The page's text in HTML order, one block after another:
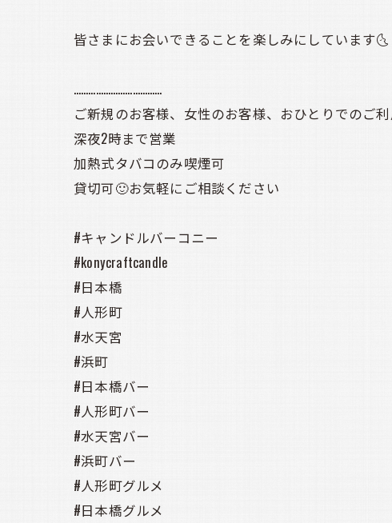
皆さまにお会いできることを楽しみにしています🌜️
………………………………
ご新規のお客様、女性のお客様、おひとりでのご
深夜2時まで営業
加熱式タバコのみ喫煙可
貸切可🙂お気軽にご相談ください
#キャンドルバーコニー
#konycraftcandle
#日本橋
#人形町
#水天宮
#浜町
#日本橋バー
#人形町バー
#水天宮バー
#浜町バー
#人形町グルメ
#日本橋グルメ